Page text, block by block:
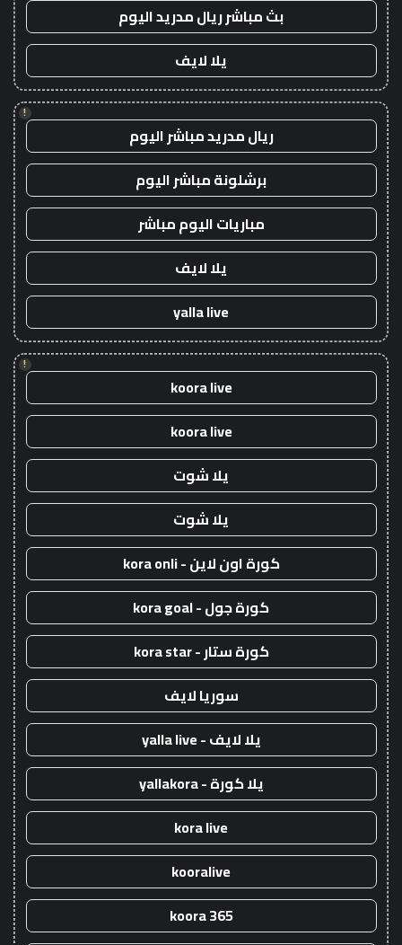
بث مباشر ريال مدريد اليوم
يلا لايف
!
ريال مدريد مباشر اليوم
برشلونة مباشر اليوم
مباريات اليوم مباشر
يلا لايف
yalla live
!
koora live
koora live
يلا شوت
يلا شوت
كورة اون لاين - kora onli
كورة جول - kora goal
كورة ستار - kora star
سوريا لايف
يلا لايف - yalla live
يلا كورة - yallakora
kora live
kooralive
koora 365